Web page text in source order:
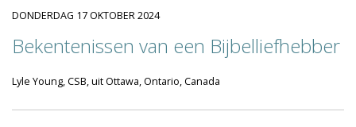
DONDERDAG 17 OKTOBER 2024
Bekentenissen van een Bijbelliefhebber
Lyle Young, CSB, uit Ottawa, Ontario, Canada